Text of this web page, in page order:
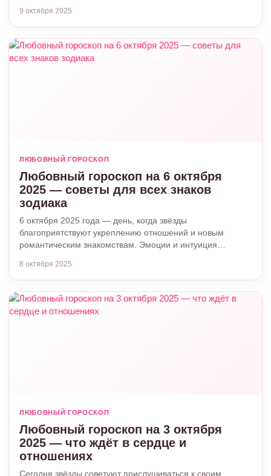
9 октября 2025
ЛЮБОВНЫЙ ГОРОСКОП
Любовный гороскоп на 6 октября
2025 — советы для всех знаков
зодиака
6 октября 2025 года — день, когда звёзды
благоприятствуют укреплению отношений и новым
романтическим знакомствам. Эмоции и интуиция…
8 октября 2025
ЛЮБОВНЫЙ ГОРОСКОП
Любовный гороскоп на 3 октября
2025 — что ждёт в сердце и
отношениях
Сегодня звёзды советуют прислушиваться к своим